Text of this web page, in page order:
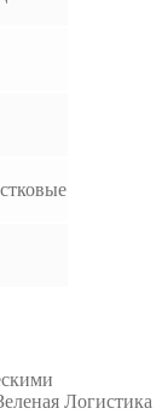
Логистика